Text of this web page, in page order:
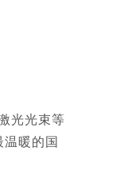
光光束等
暖的国